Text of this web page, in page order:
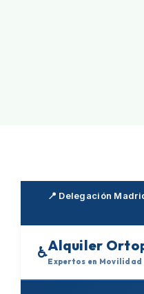
📍 Delegación
♿Alquiler
Expertos en